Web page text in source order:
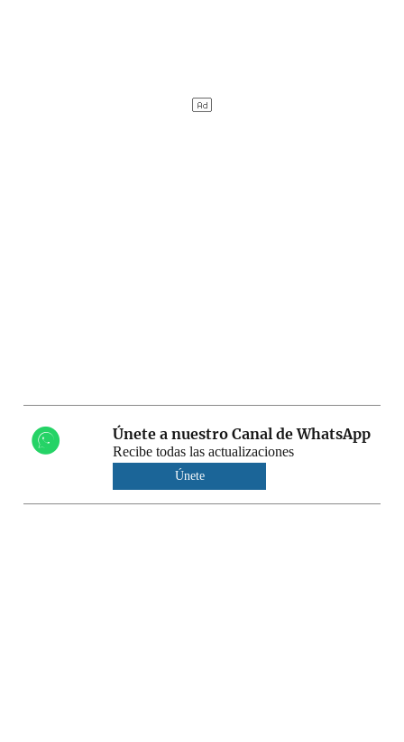
Únete a nuestro Canal de WhatsApp
Recibe todas las actualizaciones
Únete